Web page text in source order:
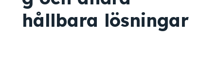
hållbara lösningar